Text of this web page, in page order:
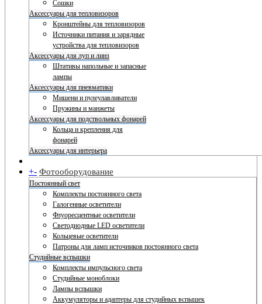
Сошки
Аксессуары для тепловизоров
Кронштейны для тепловизоров
Источники питания и зарядные
устройства для тепловизоров
Аксессуары для луп и линз
Штативы напольные и запасные
лампы
Аксессуары для пневматики
Мишени и пулеулавливатели
Пружины и манжеты
Аксессуары для подствольных фонарей
Кольца и крепления для
фонарей
Аксессуары для интерьера
+- Фотооборудование
Постоянный свет
Комплекты постоянного света
Галогенные осветители
Флуоресцентные осветители
Светодиодные LED осветители
Кольцевые осветители
Патроны для ламп источников постоянного света
Студийные вспышки
Комплекты импульсного света
Студийные моноблоки
Лампы вспышки
Аккумуляторы и адаптеры для студийных вспышек